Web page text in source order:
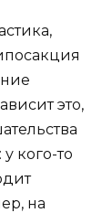
это,
кого-то
на